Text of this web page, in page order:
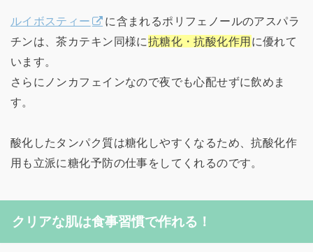
ルイボスティー
に含まれるポリフェノールのアスパラ
チンは、茶カテキン同様に抗糖化・抗酸化作用に優れて
います。
さらにノンカフェインなので夜でも心配せずに飲めま
す。
酸化したタンパク質は糖化しやすくなるため、抗酸化作
用も立派に糖化予防の仕事をしてくれるのです。
クリアな肌は食事習慣で作れる！